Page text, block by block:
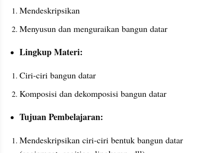
Mendeskripsikan
Menyusun dan menguraikan bangun datar
Lingkup Materi:
Ciri-ciri bangun datar
Komposisi dan dekomposisi bangun datar
Tujuan Pembelajaran:
Mendeskripsikan ciri-ciri bentuk bangun datar